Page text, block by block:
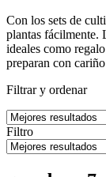
Con los sets de
plantas fácilmente.
ideales como
preparan con
Filtrar y ordenar
Filtro